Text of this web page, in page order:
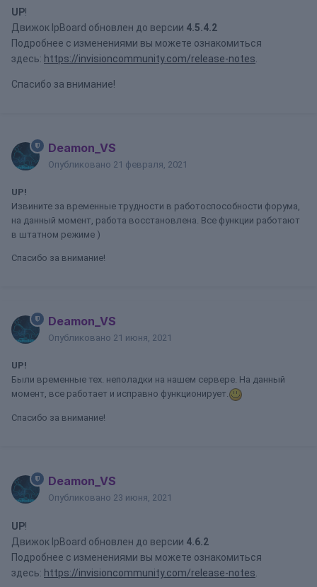
UP!
Движок IpBoard обновлен до версии 4.5.4.2
Подробнее с изменениями вы можете ознакомиться
здесь: https://invisioncommunity.com/release-notes
Спасибо за внимание!
Deamon_VS
Опубликовано 21 февраля, 2021
UP!
Извините за временные трудности в работоспособности форума,
на данный момент, работа восстановлена. Все функции работают
в штатном режиме )
Спасибо за внимание!
Deamon_VS
Опубликовано 21 июня, 2021
UP!
Были временные тех. неполадки на нашем сервере. На данный
момент, все работает и исправно функционирует.
Спасибо за внимание!
Deamon_VS
Опубликовано 23 июня, 2021
UP!
Движок IpBoard обновлен до версии 4.6.2
Подробнее с изменениями вы можете ознакомиться
здесь: https://invisioncommunity.com/release-notes